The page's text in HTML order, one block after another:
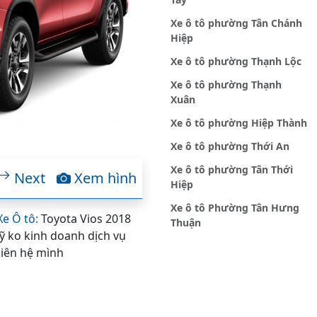
Xem hình
Next
Ô tô: Toyota Vios 2018
ko kinh doanh dịch vụ
hệ mình
Xe ô tô phường Tân Chánh
Hiệp
Xe ô tô phường Thạnh Lộc
Xe ô tô phường Thạnh
Xuân
Xe ô tô phường Hiệp Thành
Xe ô tô phường Thới An
Xe ô tô phường Tân Thới
Hiệp
Xe ô tô Phường Tân Hưng
Thuận